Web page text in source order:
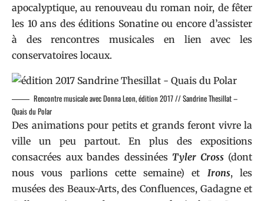
apocalyptique, au renouveau du roman noir, de fêter
les 10 ans des éditions Sonatineou encore d’assister
à des rencontres musicales en lien avec les
conservatoires locaux.
Rencontre musicale avec Donna Leon, édition 2017 // Sandrine Thesillat –
Quais du Polar
Des animations pour petits et grands feront vivre la
ville un peu partout. En plus des expositions
consacrées aux bandes dessinées Tyler Cross(dont
nous vous parlions cette semaine) et Irons, les
musées des Beaux-Arts, des Confluences, Gadagne et